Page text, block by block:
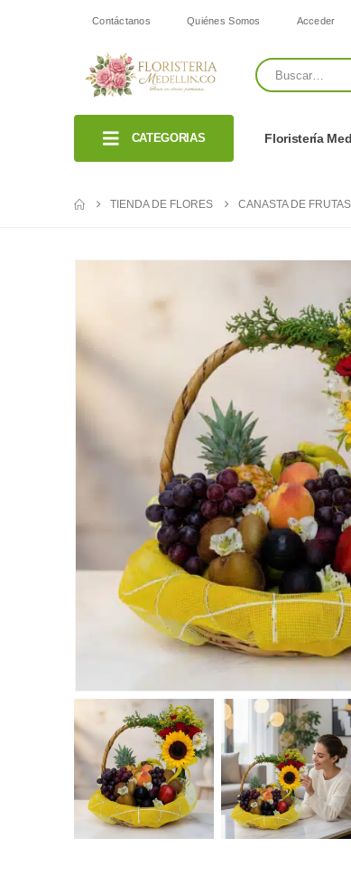
Contáctanos Quiénes Somos Acceder
CATEGORIAS Floristería
TIENDA DE FLORES CANASTA DE